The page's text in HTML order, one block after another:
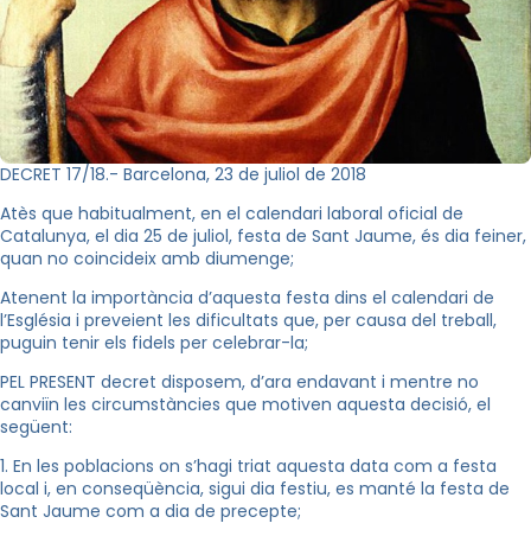
DECRET 17/18.- Barcelona, 23 de juliol de 2018
Atès que habitualment, en el calendari laboral oficial de
Catalunya, el dia 25 de juliol, festa de Sant Jaume, és dia feiner,
quan no coincideix amb diumenge;
Atenent la importància d’aquesta festa dins el calendari de
l’Església i preveient les dificultats que, per causa del treball,
puguin tenir els fidels per celebrar-la;
PEL PRESENT decret disposem, d’ara endavant i mentre no
canviïn les circumstàncies que motiven aquesta decisió, el
següent:
1. En les poblacions on s’hagi triat aquesta data com a festa
local i, en conseqüència, sigui dia festiu, es manté la festa de
Sant Jaume com a dia de precepte;